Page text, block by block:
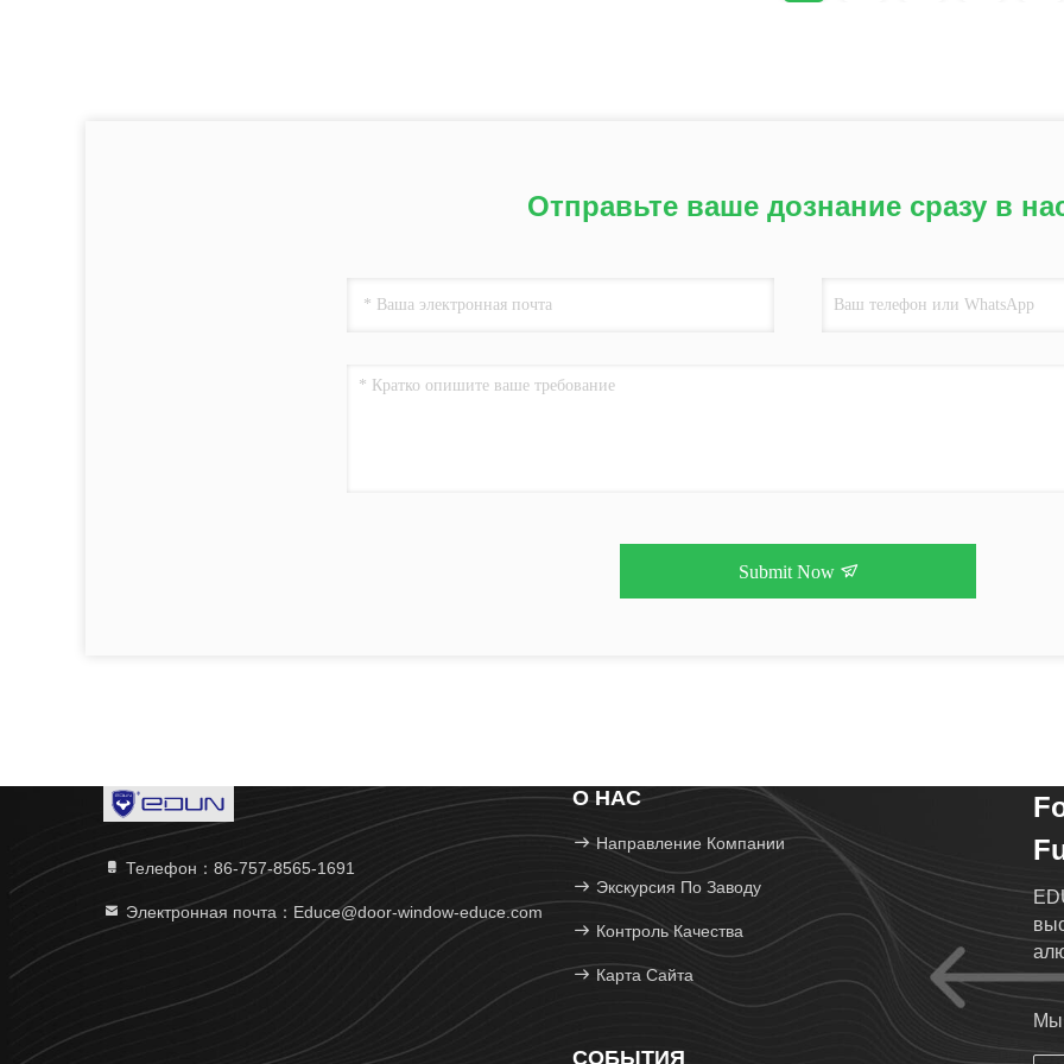
Отправьте ваше дознание сразу в
Submit Now
Телефон：86-757-8565-1691
Электронная почта：Educe@door-window-educe.com
О НАС
Направление Компании
Экскурсия По Заводу
Контроль Качества
Карта Сайта
СОБЫТИЯ
Мы